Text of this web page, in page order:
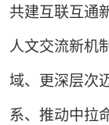
共建互联互通
人文交流新机
域、更深层次
系、推动中拉